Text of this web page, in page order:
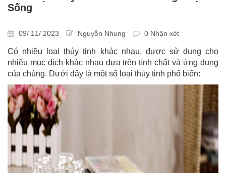
Sống
09/ 11/ 2023 Nguyễn Nhung 0 Nhận xét
Có nhiều loại thủy tinh khác nhau, được sử dụng cho
nhiều mục đích khác nhau dựa trên tính chất và ứng dụng
của chúng. Dưới đây là một số loại thủy tinh phổ biến: